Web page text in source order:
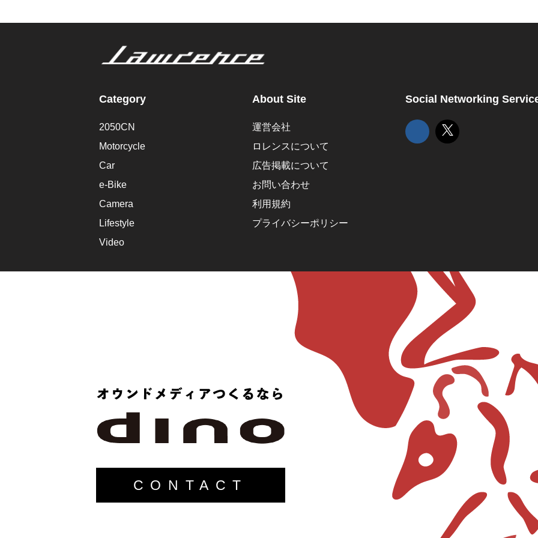
Category
2050CN
Motorcycle
Car
e-Bike
Camera
Lifestyle
Video
About Site
運営会社
ロレンスについて
広告掲載について
お問い合わせ
利用規約
プライバシーポリシー
Social Networking
CONTACT